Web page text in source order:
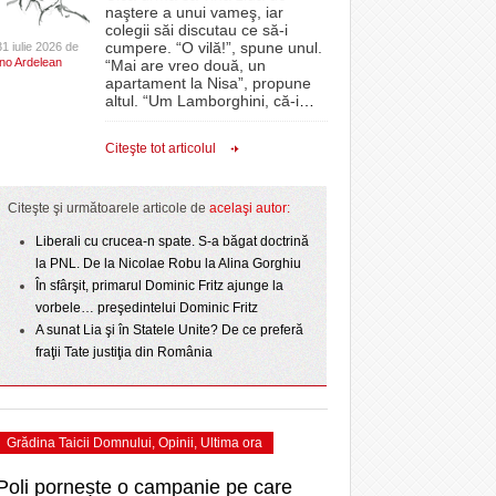
la
- acum 1 zi
cu o victorie
- 25 July 2026
o echipă de
Sărbătoarea continuă! Zeci de mii de oameni
au celebrat a treia seară la rând Ziua Timișoarei
- acum 2 zile
Iniţiativă inedită pentru Zilele Orașului
talentelor locale- 2 August 2026
View all
proiectelor derulate de instituție din fonduri
europene/FOTO- 11 December 2025
ANAF oferă persoanelor fizice posibilitatea să
beneficieze de Declarația Unică 212
2025
View all
CLIPURI VIDEO
JOCURI ONLINE
DIVERSE
FARMACII DIN
GRĂDINIŢE DIN TIMIŞ
PRIMĂRIILE DIN TIMIŞ
SFATUL MEDICULUI
SFATURI JURIDICE
iulie 2026 de
Ardelean
naştere a unui vameş, iar
colegii săi discutau ce să-i
cumpere. “O vilă!”, spune unul.
“Mai are vreo două, un
apartament la Nisa”, propune
altul. “Um Lamborghini, că-i
Citeşte tot articolul
Citeşte şi următoarele articole de acelaşi autor:
Liberali cu crucea-n spate. S-a băgat doctrină
la PNL. De la Nicolae Robu la Alina Gorghiu
În sfârşit, primarul Dominic Fritz ajunge la
vorbele… preşedintelui Dominic Fritz
A sunat Lia şi în Statele Unite? De ce preferă
fraţii Tate justiţia din România
Grădina Taicii Domnului, Opinii, Ultima ora
pornește o campanie pe care